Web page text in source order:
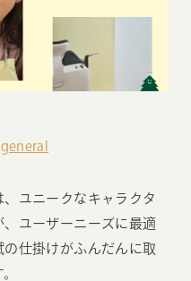
ユニークなキャラクタ
ユーザーニーズに最適
仕掛けがふんだんに取